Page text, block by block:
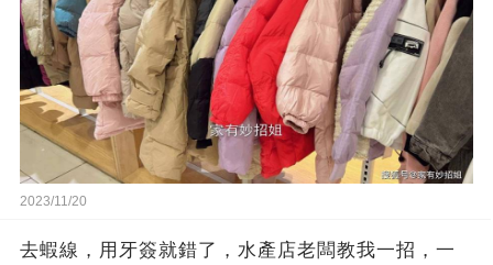
2023/11/20
去蝦線，用牙簽就錯了，水產店老闆教我一招，一